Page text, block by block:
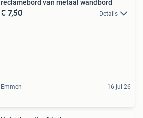
reclamebord van metaal wandbord
€ 7,50 Details
Emmen 16 jul 26